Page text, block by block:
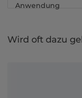
Anwendung
Wird oft dazu